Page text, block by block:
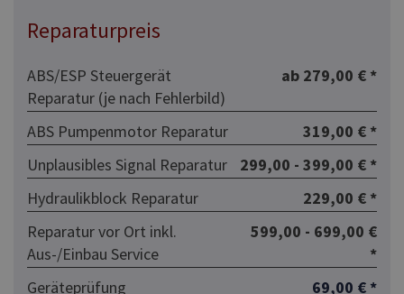
Reparaturpreis
ABS/ESP Steuergerät
Reparatur (je nach Fehlerbild)
ab 279,00 € *
ABS Pumpenmotor Reparatur
319,00 € *
Unplausibles Signal Reparatur
299,00 - 399,00 € *
Hydraulikblock Reparatur
229,00 € *
Reparatur vor Ort inkl.
Aus-/Einbau Service
599,00 - 699,00 €
*
Geräteprüfung
69,00 € *